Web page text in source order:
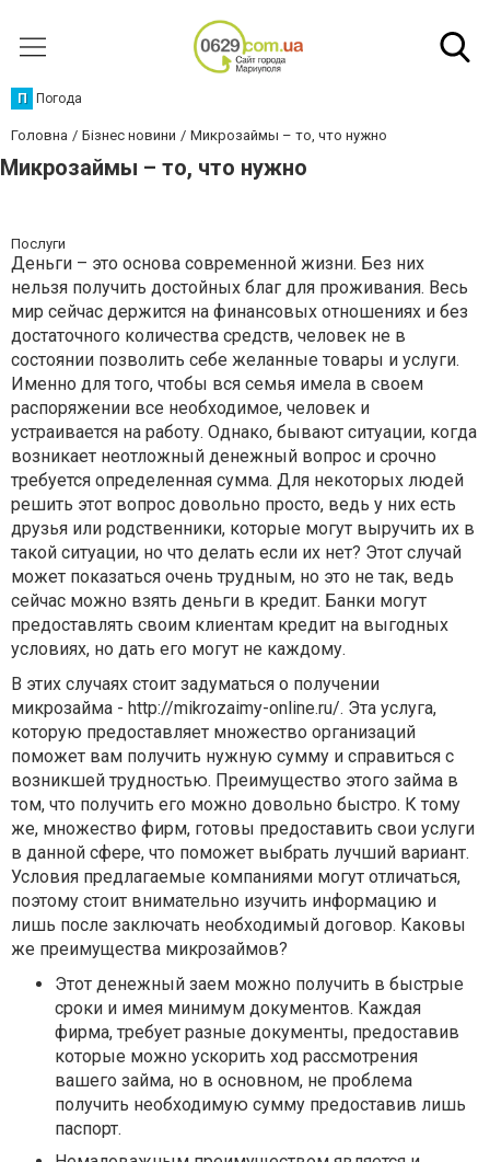
П Погода
Головна Бізнес новини Микрозаймы – то, что нужно
Микрозаймы – то, что нужно
Послуги
Деньги – это основа современной жизни. Без них
нельзя получить достойных благ для проживания. Весь
мир сейчас держится на финансовых отношениях и без
достаточного количества средств, человек не в
состоянии позволить себе желанные товары и услуги.
Именно для того, чтобы вся семья имела в своем
распоряжении все необходимое, человек и
устраивается на работу. Однако, бывают ситуации, когда
возникает неотложный денежный вопрос и срочно
требуется определенная сумма. Для некоторых людей
решить этот вопрос довольно просто, ведь у них есть
друзья или родственники, которые могут выручить их в
такой ситуации, но что делать если их нет? Этот случай
может показаться очень трудным, но это не так, ведь
сейчас можно взять деньги в кредит. Банки могут
предоставлять своим клиентам кредит на выгодных
условиях, но дать его могут не каждому.
В этих случаях стоит задуматься о получении
микрозайма - http://mikrozaimy-online.ru/. Эта услуга,
которую предоставляет множество организаций
поможет вам получить нужную сумму и справиться с
возникшей трудностью. Преимущество этого займа в
том, что получить его можно довольно быстро. К тому
же, множество фирм, готовы предоставить свои услуги
в данной сфере, что поможет выбрать лучший вариант.
Условия предлагаемые компаниями могут отличаться,
поэтому стоит внимательно изучить информацию и
лишь после заключать необходимый договор. Каковы
же преимущества микрозаймов?
Этот денежный заем можно получить в быстрые
сроки и имея минимум документов. Каждая
фирма, требует разные документы, предоставив
которые можно ускорить ход рассмотрения
вашего займа, но в основном, не проблема
получить необходимую сумму предоставив лишь
паспорт.